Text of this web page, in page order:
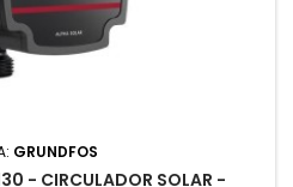
GRUNDFOS
- CIRCULADOR SOLAR -